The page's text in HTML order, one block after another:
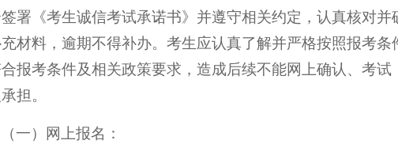
署《考生诚信考试承诺书》并遵守相关约定，认真核对
材料，逾期不得补办。考生应认真了解并严格按照报考
报考条件及相关政策要求，造成后续不能网上确认、考
担。
（一）网上报名：